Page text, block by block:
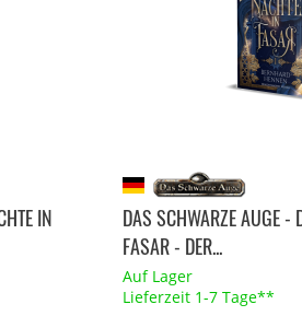
IN
DAS SCHWARZE AUGE -
FASAR - DER...
Auf Lager
Lieferzeit 1-7 Tage**